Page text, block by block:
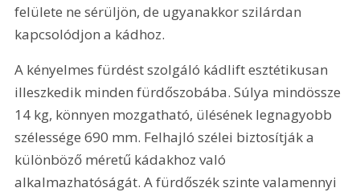
felülete ne sérüljön, de ugyanakkor szilárdan
kapcsolódjon a kádhoz.
A kényelmes fürdést szolgáló kádlift esztétikusan
illeszkedik minden fürdőszobába. Súlya mindössze
14 kg, könnyen mozgatható, ülésének legnagyobb
szélessége 690 mm. Felhajló szélei biztosítják a
különböző méretű kádakhoz való
alkalmazhatóságát. A fürdőszék szinte valamennyi